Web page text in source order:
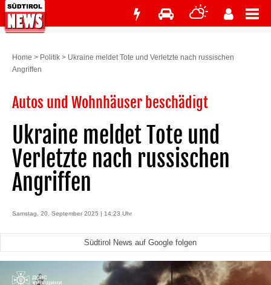
Home > Politik > Ukraine meldet Tote und Verletzte nach russischen
Angriffen
Autos und Wohnhäuser beschädigt
Ukraine meldet Tote und
Verletzte nach russischen
Angriffen
Samstag, 20. September 2025 | 14:23 Uhr
Südtirol News auf Google folgen